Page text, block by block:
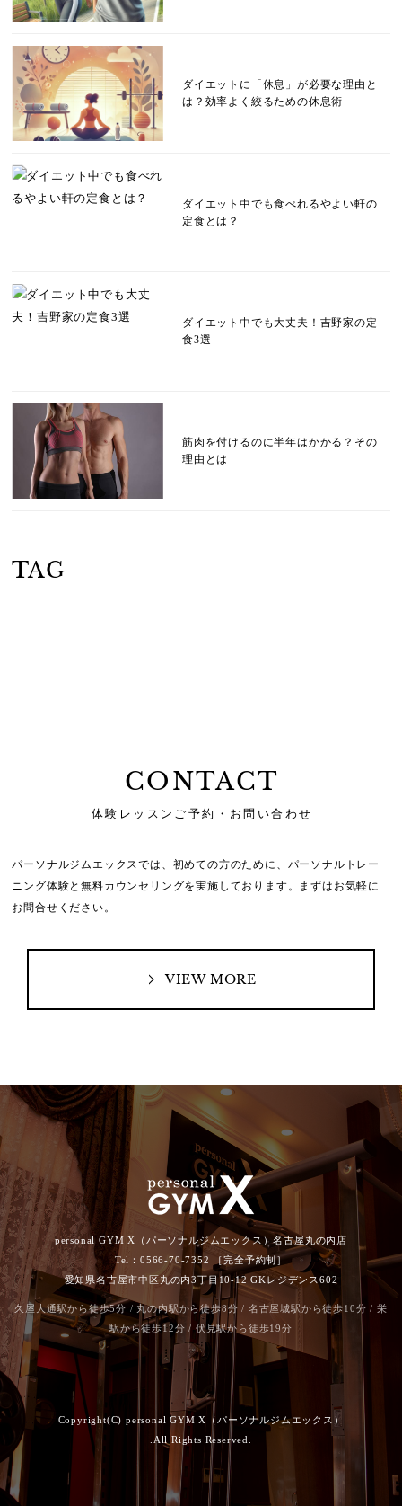
ダイエットに「休息」が必要な理由と
は？効率よく絞るための休息術
ダイエット中でも食べれるやよい軒の
定食とは？
ダイエット中でも大丈夫！吉野家の定
食3選
筋肉を付けるのに半年はかかる？その
理由とは
TAG
CONTACT
体験レッスンご予約・お問い合わせ
パーソナルジムエックスでは、初めての方のために、 パーソナルトレー
ニング体験と無料カウンセリングを実施しております。
まずはお気軽に
お問合せください。
VIEW MORE
personal GYM X（パーソナルジムエックス）名古屋丸の内店
Tel：0566-70-7352 ［完全予約制］
愛知県名古屋市中区丸の内3丁目10-12 GKレジデンス602
久屋大通駅から徒歩5分 / 丸の内駅から徒歩8分 / 名古屋城駅から徒歩10分 / 栄
駅から徒歩12分 / 伏見駅から徒歩19分
Copyright(C) personal GYM X（パーソナルジムエックス）
.All Rights Reserved.